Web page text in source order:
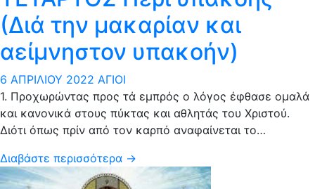
(Διά την μακαρίαν και
αείμνηστον υπακοήν)
6 ΑΠΡΙΛΊΟΥ 2022 ΆΓΙΟΙ
1. Προχωρώντας προς τά εμπρός ο λόγος έφθασε ομαλά
και κανονικά στους πύκτας και αθλητάς του Χριστού.
Διότι όπως πρίν από τον καρπό αναφαίνεται το…
Διαβάστε περισσότερα →